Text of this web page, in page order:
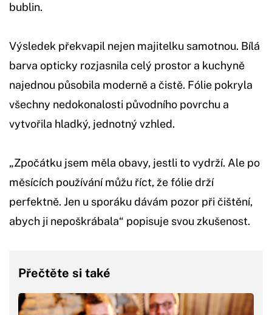
bublin.
Výsledek překvapil nejen majitelku samotnou. Bílá
barva opticky rozjasnila celý prostor a kuchyně
najednou působila moderně a čistě. Fólie pokryla
všechny nedokonalosti původního povrchu a
vytvořila hladký, jednotný vzhled.
„Zpočátku jsem měla obavy, jestli to vydrží. Ale po
měsících používání můžu říct, že fólie drží
perfektně. Jen u sporáku dávám pozor při čištění,
abych ji nepoškrábala“ popisuje svou zkušenost.
Přečtěte si také